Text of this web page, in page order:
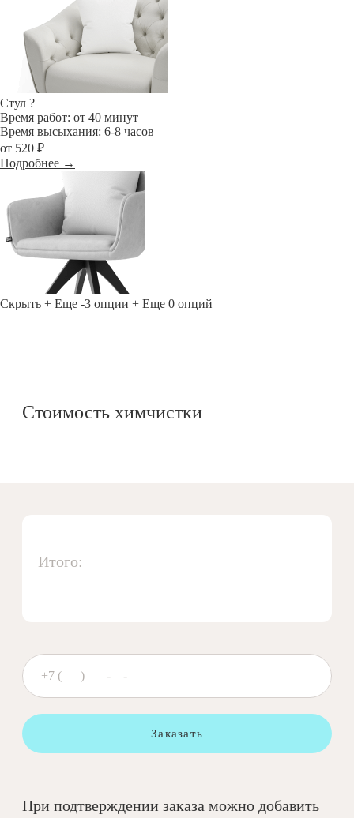
Стул ?
Время работ: от 40 минут
Время высыхания: 6-8 часов
от 520 ₽
Подробнее →
Скрыть + Еще -3 опции + Еще 0 опций
Стоимость химчистки
Итого:
Заказать
При подтверждении заказа можно добавить